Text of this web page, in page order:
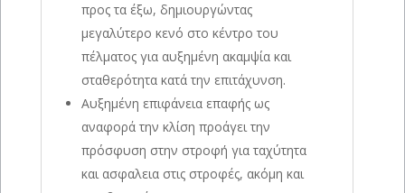
προς τα έξω, δημιουργώντας
μεγαλύτερο κενό στο κέντρο του
πέλματος για αυξημένη ακαμψία και
σταθερότητα κατά την επιτάχυνση.
Αυξημένη επιφάνεια επαφής ως
αναφορά την κλίση προάγει την
πρόσφυση στην στροφή για ταχύτητα
και ασφαλεια στις στροφές, ακόμη και